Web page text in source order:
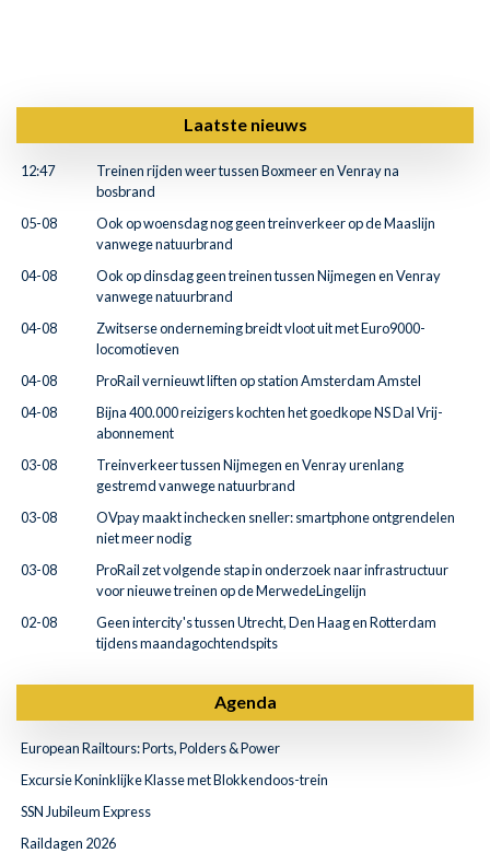
Laatste nieuws
12:47
Treinen rijden weer tussen Boxmeer en Venray na
bosbrand
05-08
Ook op woensdag nog geen treinverkeer op de Maaslijn
vanwege natuurbrand
04-08
Ook op dinsdag geen treinen tussen Nijmegen en Venray
vanwege natuurbrand
04-08
Zwitserse onderneming breidt vloot uit met Euro9000-
locomotieven
04-08
ProRail vernieuwt liften op station Amsterdam Amstel
04-08
Bijna 400.000 reizigers kochten het goedkope NS Dal Vrij-
abonnement
03-08
Treinverkeer tussen Nijmegen en Venray urenlang
gestremd vanwege natuurbrand
03-08
OVpay maakt inchecken sneller: smartphone ontgrendelen
niet meer nodig
03-08
ProRail zet volgende stap in onderzoek naar infrastructuur
voor nieuwe treinen op de MerwedeLingelijn
02-08
Geen intercity's tussen Utrecht, Den Haag en Rotterdam
tijdens maandagochtendspits
Agenda
European Railtours: Ports, Polders & Power
Excursie Koninklijke Klasse met Blokkendoos-trein
SSN Jubileum Express
Raildagen 2026